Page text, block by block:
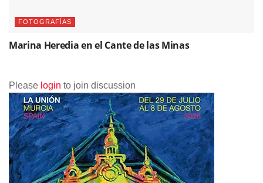
FOTOGRAFÍAS
Marina Heredia en el Cante de las Minas
Please login to join discussion